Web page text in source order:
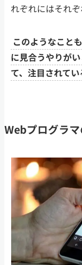
れぞれにはそれ
このようなこと
に見合うやりが
て、注目されてい
Webプログラ